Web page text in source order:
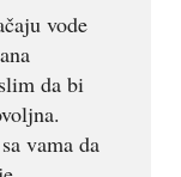
vode
da bi
vama da